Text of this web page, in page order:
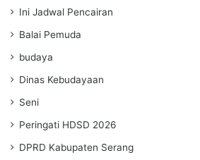
Ini Jadwal Pencairan
Balai Pemuda
budaya
Dinas Kebudayaan
Seni
Peringati HDSD 2026
DPRD Kabupaten Serang